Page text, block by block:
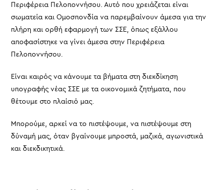
Περιφέρεια Πελοποννήσου. Αυτό που χρειάζεται είναι
σωματεία και Ομοσπονδία να παρεμβαίνουν άμεσα για την
πλήρη και ορθή εφαρμογή των ΣΣΕ, όπως εξάλλου
αποφασίστηκε να γίνει άμεσα στην Περιφέρεια
Πελοποννήσου.
Είναι καιρός να κάνουμε τα βήματα στη διεκδίκηση
υπογραφής νέας ΣΣΕ με τα οικονομικά ζητήματα, που
θέτουμε στο πλαίσιό μας.
Μπορούμε, αρκεί να το πιστέψουμε, να πιστέψουμε στη
δύναμή μας, όταν βγαίνουμε μπροστά, μαζικά, αγωνιστικά
και διεκδικητικά.